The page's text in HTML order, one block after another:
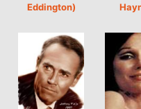
Eddington)